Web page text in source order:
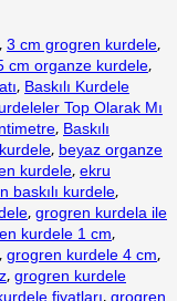
, 3 cm grogren kurdele,
cm organze kurdele,
, Baskılı Kurdele
Top Olarak Mı
, Baskılı
, beyaz organze
kurdele, ekru
baskılı kurdele,
, grogren kurdela ile
kurdele 1 cm,
, grogren kurdele 4 cm,
, grogren kurdele
fiyatları, grogren